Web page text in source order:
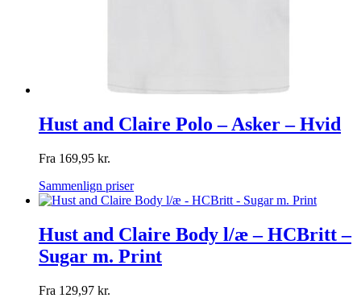
Hust and Claire Polo – Asker – Hvid
Fra 169,95 kr.
Sammenlign priser
Hust and Claire Body l/æ – HCBritt –
Sugar m. Print
Fra 129,97 kr.